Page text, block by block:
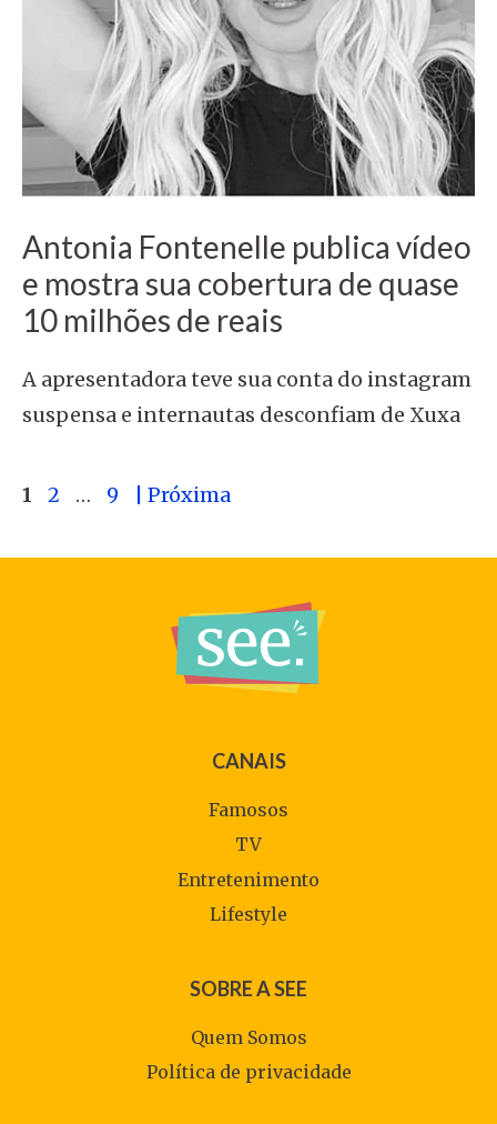
Antonia Fontenelle publica vídeo
e mostra sua cobertura de quase
10 milhões de reais
A apresentadora teve sua conta do instagram
suspensa e internautas desconfiam de Xuxa
Page
1 Page
2 … Page
9 | Próxima
CANAIS
Famosos
TV
Entretenimento
Lifestyle
SOBRE A SEE
Quem Somos
Política de privacidade